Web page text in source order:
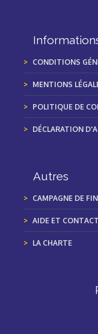
CONDITIONS
MENTIONS
POLITIQUE DE
DÉCLARATION
Autres
CAMPAGNE DE
AIDE ET CONTACT
LA CHARTE